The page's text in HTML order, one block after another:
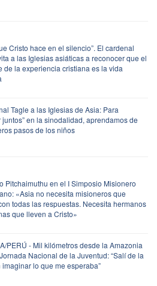
Cristo hace en el silencio”. El cardenal
a las Iglesias asiáticas a reconocer que el
de la experiencia cristiana es la vida
Tagle a las Iglesias de Asia: Para
juntos” en la sinodalidad, aprendamos de
pasos de los niños
Pitchaimuthu en el I Simposio Misionero
«Asia no necesita misioneros que
todas las respuestas. Necesita hermanos
que lleven a Cristo»
PERÚ - Mil kilómetros desde la Amazonia
Nacional de la Juventud: “Salí de la
imaginar lo que me esperaba”